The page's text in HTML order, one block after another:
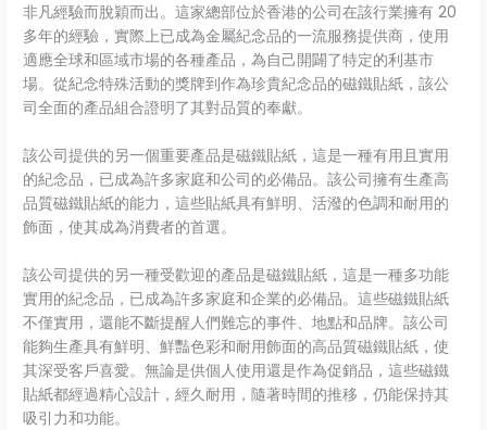
非凡經驗而脫穎而出。這家總部位於香港的公司在該行業擁有 20
多年的經驗，實際上已成為金屬紀念品的一流服務提供商，使用
適應全球和區域市場的各種產品，為自己開闢了特定的利基市
場。從紀念特殊活動的獎牌到作為珍貴紀念品的磁鐵貼紙，該公
司全面的產品組合證明了其對品質的奉獻。
該公司提供的另一個重要產品是磁鐵貼紙，這是一種有用且實用
的紀念品，已成為許多家庭和公司的必備品。該公司擁有生產高
品質磁鐵貼紙的能力，這些貼紙具有鮮明、活潑的色調和耐用的
飾面，使其成為消費者的首選。
該公司提供的另一種受歡迎的產品是磁鐵貼紙，這是一種多功能
實用的紀念品，已成為許多家庭和企業的必備品。這些磁鐵貼紙
不僅實用，還能不斷提醒人們難忘的事件、地點和品牌。該公司
能夠生產具有鮮明、鮮豔色彩和耐用飾面的高品質磁鐵貼紙，使
其深受客戶喜愛。無論是供個人使用還是作為促銷品，這些磁鐵
貼紙都經過精心設計，經久耐用，隨著時間的推移，仍能保持其
吸引力和功能。